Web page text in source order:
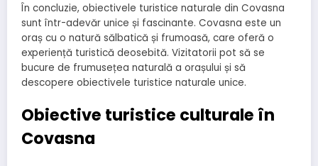
În concluzie, obiectivele turistice naturale din Covasna
sunt într-adevăr unice și fascinante. Covasna este un
oraș cu o natură sălbatică și frumoasă, care oferă o
experiență turistică deosebită. Vizitatorii pot să se
bucure de frumusețea naturală a orașului și să
descopere obiectivele turistice naturale unice.
Obiective turistice culturale în
Covasna